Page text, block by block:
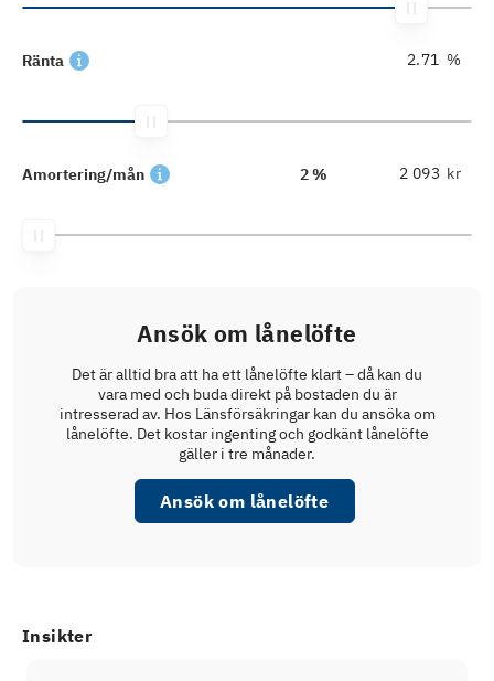
Ränta %
Amortering/mån 2 % kr
Ansök om lånelöfte
Det är alltid bra att ha ett lånelöfte klart – då kan du
vara med och buda direkt på bostaden du är
intresserad av. Hos Länsförsäkringar kan du ansöka om
lånelöfte. Det kostar ingenting och godkänt lånelöfte
gäller i tre månader.
Ansök om lånelöfte
Insikter